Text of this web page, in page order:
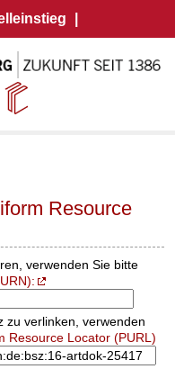
Resource
verwenden Sie bitte
zu verlinken, verwenden
Resource Locator (PURL)